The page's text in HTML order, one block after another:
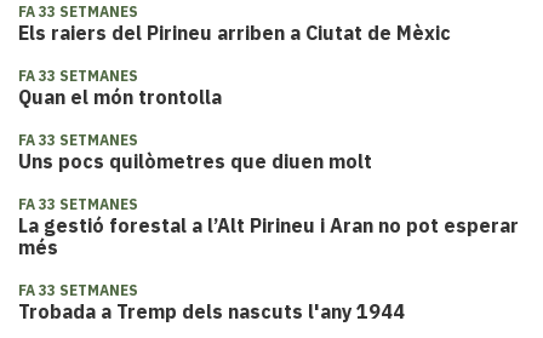
FA 33 SETMANES
Els raiers del Pirineu arriben a Ciutat de Mèxic
FA 33 SETMANES
Quan el món trontolla
FA 33 SETMANES
Uns pocs quilòmetres que diuen molt
FA 33 SETMANES
La gestió forestal a l’Alt Pirineu i Aran no pot esperar
més
FA 33 SETMANES
Trobada a Tremp dels nascuts l'any 1944